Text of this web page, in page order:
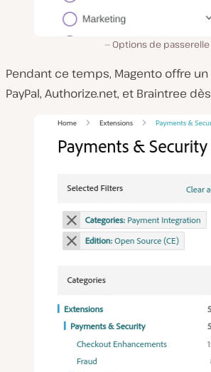
Options de
Pendant ce temps, Magento offre
PayPal, Authorize.net, et Braintree